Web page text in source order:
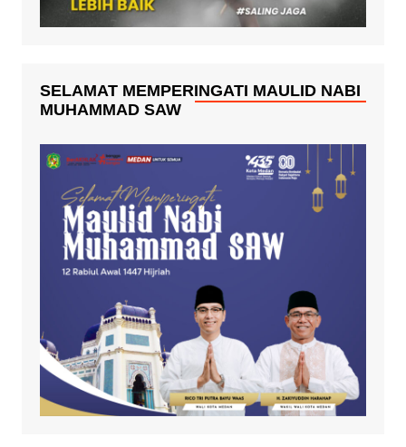
SELAMAT MEMPERINGATI MAULID NABI
MUHAMMAD SAW